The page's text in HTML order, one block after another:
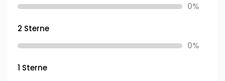
0%
2 Sterne
0%
1 Sterne